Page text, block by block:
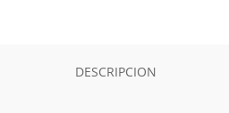
DESCRIPCION